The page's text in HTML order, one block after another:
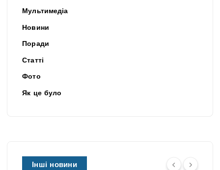
Мультимедіа
Новини
Поради
Статті
Фото
Як це було
Інші новини